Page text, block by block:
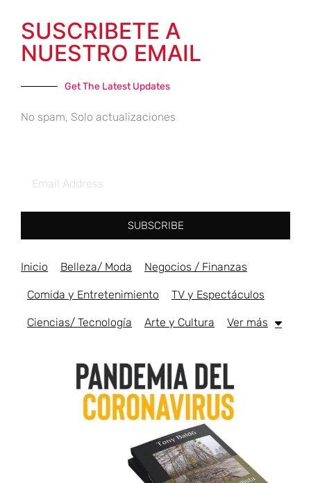
SUSCRIBETE A
NUESTRO EMAIL
Get The Latest Updates
No spam, Solo actualizaciones
SUBSCRIBE
Inicio Belleza/ Moda Negocios / Finanzas
Comida y Entretenimiento TV y Espectáculos
Ciencias/ Tecnología Arte y Cultura Ver más